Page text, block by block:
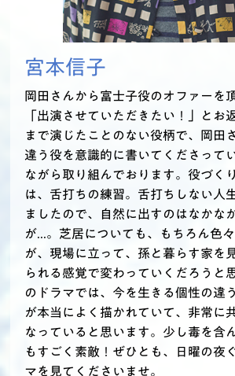
宮本信子
岡田さんから富士子役のオファーを
「出演させていただきたい！」とお
まで演じたことのない役柄で、岡田
違う役を意識的に書いてくださって
ながら取り組んでおります。役づく
は、舌打ちの練習。舌打ちしない人
ましたので、自然に出すのはなかな
が...。芝居についても、もちろん色
が、現場に立って、孫と暮らす家を
られる感覚で変わっていくだろうと
のドラマでは、今を生きる個性の違
が本当によく描かれていて、非常に
なっていると思います。少し毒を含
もすごく素敵！ぜひとも、日曜の夜
マを見てくださいませ。